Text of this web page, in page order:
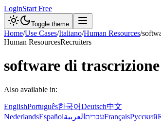
LoginStart Free
Toggle theme
Home/Use Cases/Italiano/Human Resources/
Human ResourcesRecruiters
software di
Also available in:
EnglishPortuguês한국어Deutsch中文
NederlandsEspañol עברית العربية FrançaisРусский